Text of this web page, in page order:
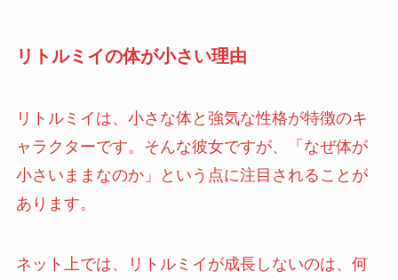
リトルミイの体が小さい理由
リトルミイは、小さな体と強気な性格が特徴のキ
ャラクターです。そんな彼女ですが、「なぜ体が
小さいままなのか」という点に注目されることが
あります。
ネット上では、リトルミイが成長しないのは、何